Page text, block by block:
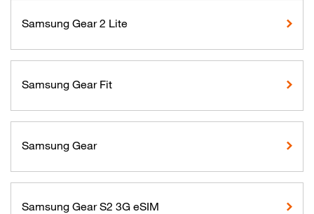
Samsung Gear 2 Lite
Samsung Gear Fit
Samsung Gear
Samsung Gear S2 3G eSIM